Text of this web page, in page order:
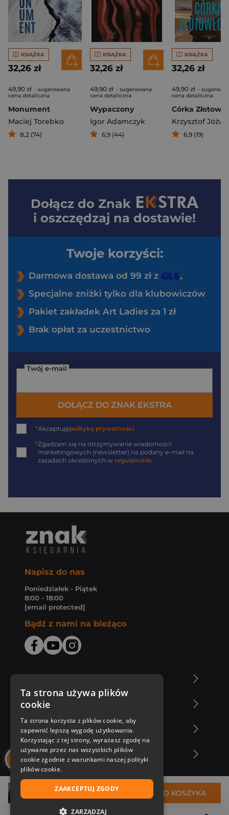
32,26 zł DO KOSZYKA
KSIĄŻKA
32,26 zł
49,90 zł - sugerowana
cena detaliczna
Monument
Maciej Torebko
8,2 (74)
KSIĄŻKA
32,26 zł
49,90 zł - sugerowana
cena detaliczna
Wypaczony
Igor Adamczyk
6,9 (44)
KSIĄŻKA
32,26 zł
49,90 zł -
cena detaliczna
Córka
Krzysztof
6,9 (19)
Dołącz do Znak
i oszczędzaj na dostawie!
Twoje korzyści:
Darmowa dostawa od 99 zł z
Specjalne zniżki tylko dla klubowiczów
Pakiet zakładek Art Ladies za 1 zł
Brak opłat za uczestnictwo
Twój e-mail
DOŁĄCZ DO ZNAK EKSTRA
*Akceptujępolitykę prywatności
*Zgadzam się na otrzymywanie wiadomości
marketingowych (newsletter) na podany e-mail na
zasadach określonych w regulaminie.
Napisz do nas
Poniedziałek - Piątek
8:00 - 18:00
[email protected]
Bądź z nami na bieżąco
Zakupy u nas
Nasza oferta
Nasi autorzy
Ta strona używa plików
cookie
Ta strona korzysta z plików cookie, aby
zapewnić lepszą wygodę użytkowania.
Korzystając z tej strony, wyrażasz zgodę na
używanie przez nas wszystkich plików
cookie zgodnie z warunkami naszej polityki
plików cookie.
ZAAKCEPTUJ ZGODY
ZARZĄDZAJ